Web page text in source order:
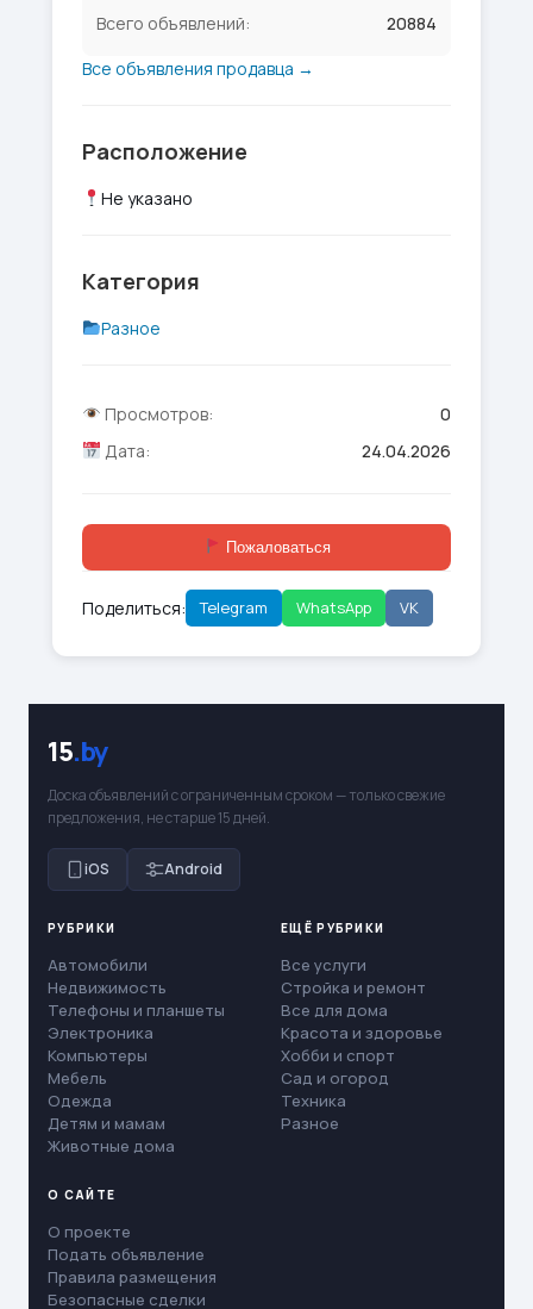
Всего объявлений:
20884
Все объявления продавца →
Расположение
Не указано
Категория
Разное
Просмотров:
0
Дата:
24.04.2026
Пожаловаться
Поделиться: Telegram WhatsApp VK
15.by
Доска объявлений с ограниченным сроком — только свежие
предложения, не старше 15 дней.
iOS Android
РУБРИКИ
Автомобили
Недвижимость
Телефоны и планшеты
Электроника
Компьютеры
Мебель
Одежда
Детям и мамам
Животные дома
ЕЩЁ РУБРИКИ
Все услуги
Стройка и ремонт
Все для дома
Красота и здоровье
Хобби и спорт
Сад и огород
Техника
Разное
О САЙТЕ
О проекте
Подать объявление
Правила размещения
Безопасные сделки